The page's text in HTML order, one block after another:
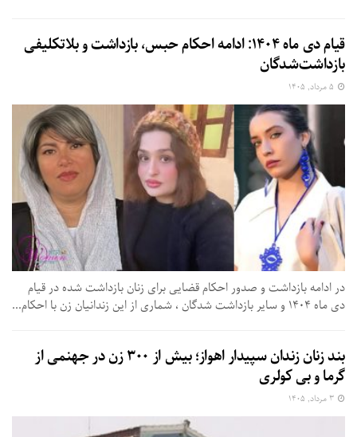
قیام دی ماه ۱۴۰۴: ادامه احکام حبس، بازداشت و بلاتکلیفی
بازداشت‌شدگان
در ادامه بازداشت و صدور احکام قضایی برای زنان بازداشت شده در قیام
دی ماه ۱۴۰۴ و سایر بازداشت شدگان ، شماری از این زندانیان زن با احکام...
بند زنان زندان سپیدار اهواز؛ بیش از ۳۰۰ زن در جهنمی از
گرما و بی‌ کولری